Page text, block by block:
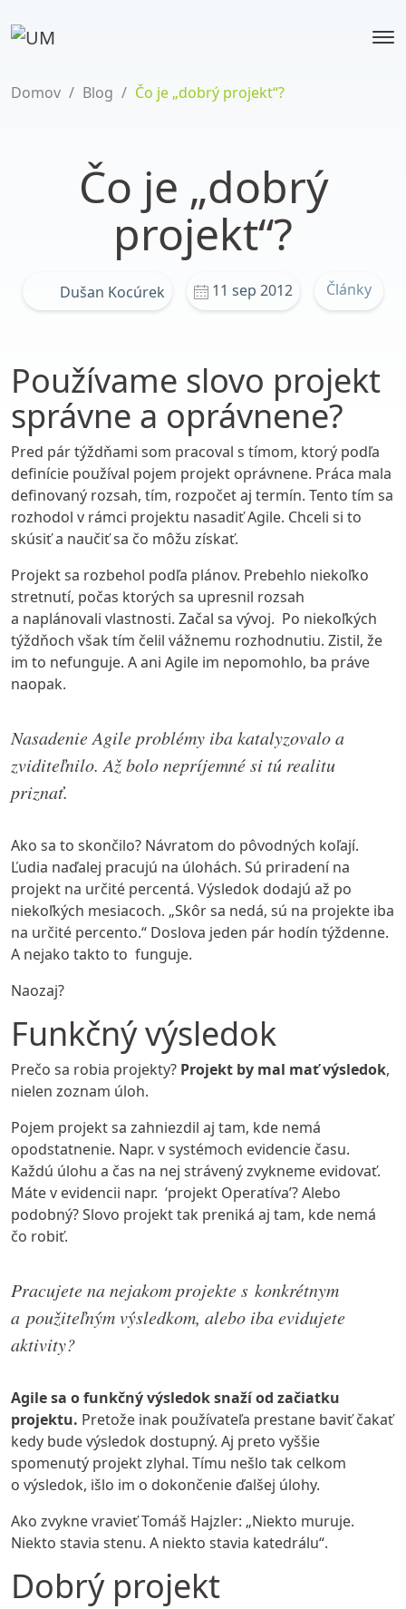
Domov / Blog / Čo je „dobrý projekt“?
Čo je „dobrý
projekt“?
Dušan Kocúrek 11 sep 2012 Články
Používame slovo projekt
správne a oprávnene?
Pred pár týždňami som pracoval s tímom, ktorý podľa
definície používal pojem projekt oprávnene. Práca mala
definovaný rozsah, tím, rozpočet aj termín. Tento tím sa
rozhodol v rámci projektu nasadiť Agile. Chceli si to
skúsiť a naučiť sa čo môžu získať.
Projekt sa rozbehol podľa plánov. Prebehlo niekoľko
stretnutí, počas ktorých sa upresnil rozsah
a naplánovali vlastnosti. Začal sa vývoj. Po niekoľkých
týždňoch však tím čelil vážnemu rozhodnutiu. Zistil, že
im to nefunguje. A ani Agile im nepomohlo, ba práve
naopak.
Nasadenie Agile problémy iba katalyzovalo a
zviditeľnilo. Až bolo nepríjemné si tú realitu
priznať.
Ako sa to skončilo? Návratom do pôvodných koľají.
Ľudia naďalej pracujú na úlohách. Sú priradení na
projekt na určité percentá. Výsledok dodajú až po
niekoľkých mesiacoch. „Skôr sa nedá, sú na projekte iba
na určité percento.“ Doslova jeden pár hodín týždenne.
A nejako takto to funguje.
Naozaj?
Funkčný výsledok
Prečo sa robia projekty? Projekt by mal mať výsledok,
nielen zoznam úloh.
Pojem projekt sa zahniezdil aj tam, kde nemá
opodstatnenie. Napr. v systémoch evidencie času.
Každú úlohu a čas na nej strávený zvykneme evidovať.
Máte v evidencii napr. ‘projekt Operatíva’? Alebo
podobný? Slovo projekt tak preniká aj tam, kde nemá
čo robiť.
Pracujete na nejakom projekte s konkrétnym
a použiteľným výsledkom, alebo iba evidujete
aktivity?
Agile sa o funkčný výsledok snaží od začiatku
projektu. Pretože inak používateľa prestane baviť čakať
kedy bude výsledok dostupný. Aj preto vyššie
spomenutý projekt zlyhal. Tímu nešlo tak celkom
o výsledok, išlo im o dokončenie ďalšej úlohy.
Ako zvykne vravieťTomáš Hajzler: „Niekto muruje.
Niekto stavia stenu. A niekto stavia katedrálu“.
Dobrý projekt